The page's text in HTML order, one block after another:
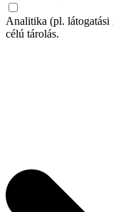
Analitika (pl. látogatási
célú tárolás.